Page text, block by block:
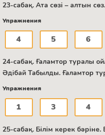
23-сабақ. Ата сөзі – алтын
Упражнения
4 5 6
24-сабақ. Ғаламтор туралы
Әдібай Табылды. Ғаламтор
Упражнения
1 3 4
25-сабақ. Білім керек